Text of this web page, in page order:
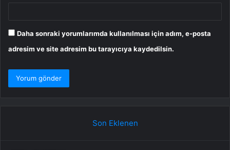
Daha sonraki yorumlarımda kullanılması için adım, e-posta
adresim ve site adresim bu tarayıcıya kaydedilsin.
Son Eklenen